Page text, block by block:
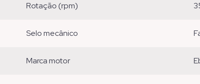
rotação (rpm)
selo mecânico
marca motor